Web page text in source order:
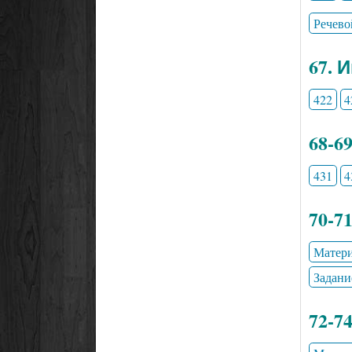
67.
422
68-
431
70-
72-